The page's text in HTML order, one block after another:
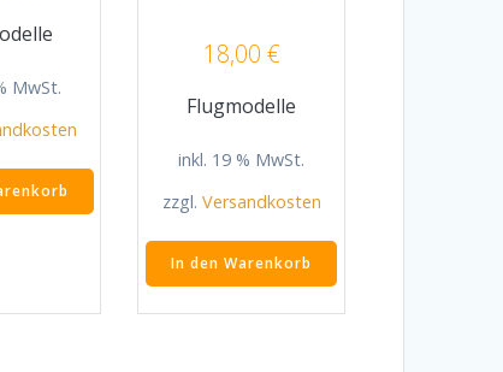
MwSt.
18,00 €
Flugmodelle
inkl. 19 % MwSt.
zzgl. Versandkosten
In den Warenkorb